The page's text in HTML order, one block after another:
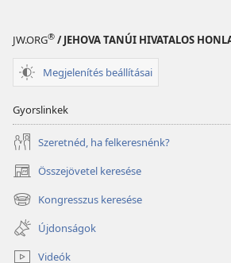
JW.ORG® / JEHOVA TANÚI HIVATALOS
Megjelenítés beállításai
Gyorslinkek
Szeretnéd, ha felkeresnénk?
Összejövetel keresése
(opens
new
window)
Kongresszus keresése
(opens
new
window)
Újdonságok
Videók